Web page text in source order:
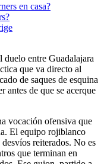
en casa?
duelo entre Guadalajara
que va directo al
de saques de esquina
antes de que se acerque
vocación ofensiva que
El equipo rojiblanco
reiterados. No es
que terminan en